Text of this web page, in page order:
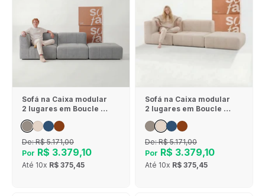
Sofá na Caixa modular
2 lugares em Boucle - 1
Braço com Apoio de pé
- Cinza
De:R$ 5.171,00
Por R$ 3.379,10
Até 10x R$ 375,45
Sofá na Caixa modular
2 lugares em Boucle - 1
Braço com Apoio de pé
- Linho
De:R$ 5.171,00
Por R$ 3.379,10
Até 10x R$ 375,45